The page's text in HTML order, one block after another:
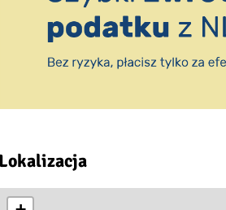
Lokalizacja